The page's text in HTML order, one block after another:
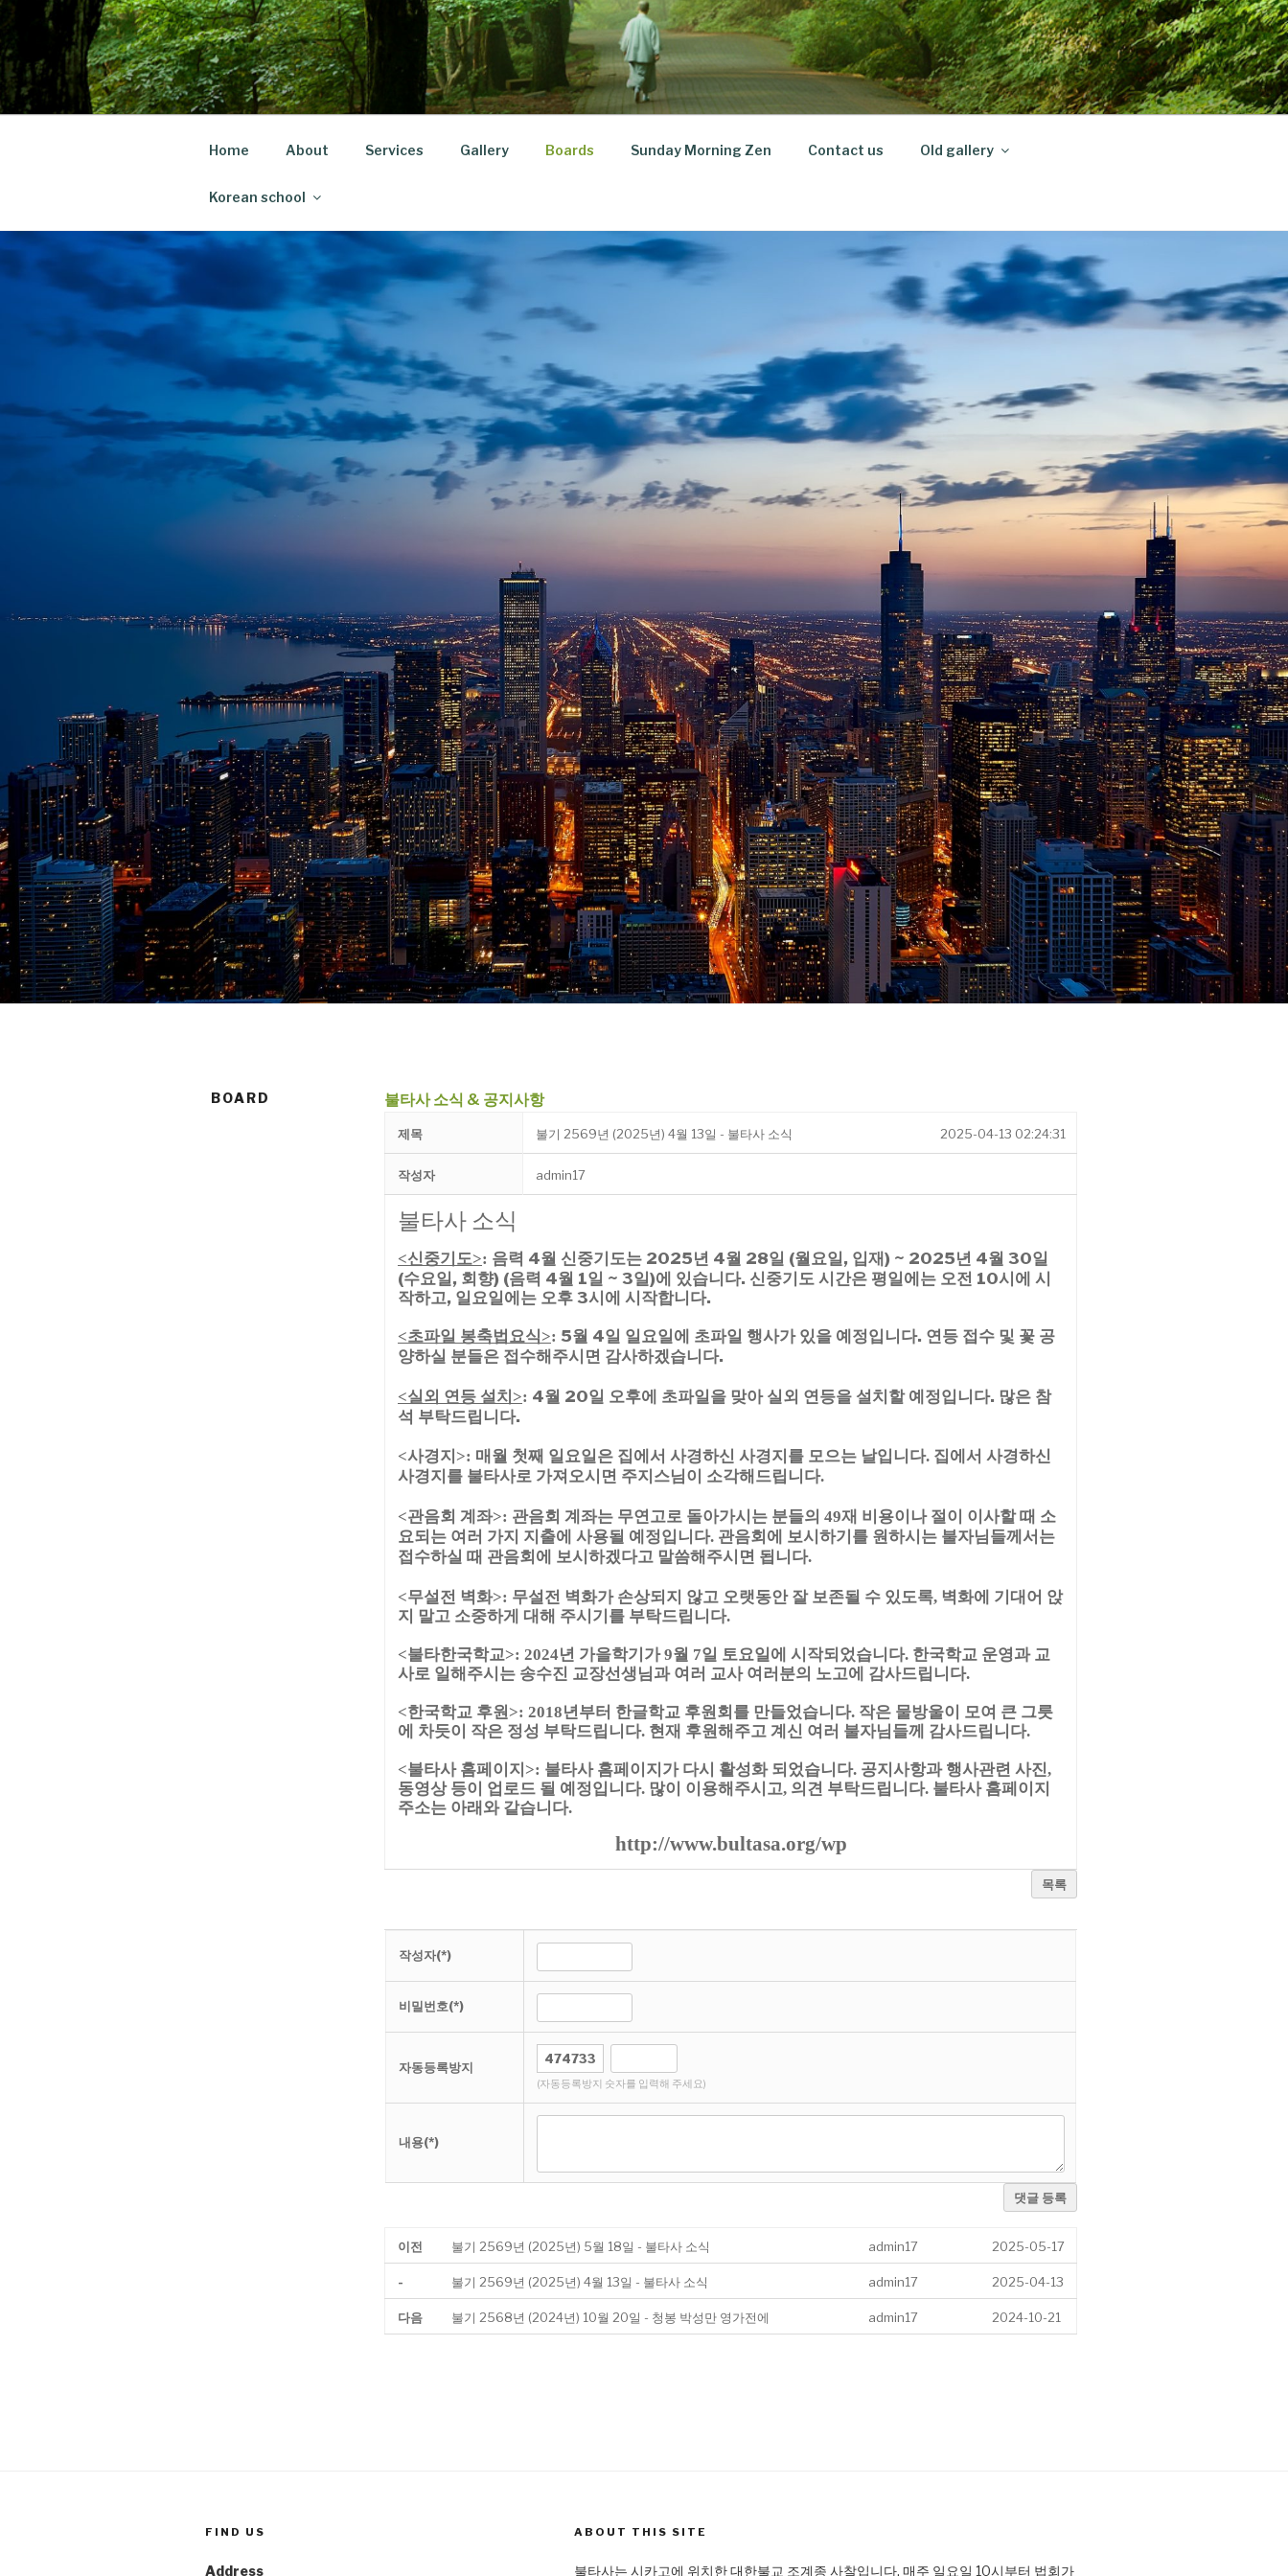
Skip
content
Home About Services Gallery Boards Sunday Morning Zen Contact us Old gallery
Korean school
BOARD 불타사 소식 & 공지사항
제목 불기 2569년 (2025년) 4월 13일 - 불타사 소식 2025-04-13 02:24:31
작성자 admin17
불타사 소식
<신중기도>: 음력 4월 신중기도는 2025년 4월 28일 (월요일, 입재) ~ 2025년 4월 30일
(수요일, 회향) (음력 4월 1일 ~ 3일)에 있습니다. 신중기도 시간은 평일에는 오전 10시에 시
작하고, 일요일에는 오후 3시에 시작합니다.
<초파일 봉축법요식>: 5월 4일 일요일에 초파일 행사가 있을 예정입니다. 연등 접수 및 꽃 공
양하실 분들은 접수해주시면 감사하겠습니다.
<실외 연등 설치>: 4월 20일 오후에 초파일을 맞아 실외 연등을 설치할 예정입니다. 많은 참
석 부탁드립니다.
<사경지>: 매월 첫째 일요일은 집에서 사경하신 사경지를 모으는 날입니다. 집에서 사경하신
사경지를 불타사로 가져오시면 주지스님이 소각해드립니다.
<관음회 계좌>: 관음회 계좌는 무연고로 돌아가시는 분들의 49재 비용이나 절이 이사할 때 소
요되는 여러 가지 지출에 사용될 예정입니다. 관음회에 보시하기를 원하시는 불자님들께서는
접수하실 때 관음회에 보시하겠다고 말씀해주시면 됩니다.
<무설전 벽화>: 무설전 벽화가 손상되지 않고 오랫동안 잘 보존될 수 있도록, 벽화에 기대어 앉
지 말고 소중하게 대해 주시기를 부탁드립니다.
<불타한국학교>: 2024년 가을학기가 9월 7일 토요일에 시작되었습니다. 한국학교 운영과 교
사로 일해주시는 송수진 교장선생님과 여러 교사 여러분의 노고에 감사드립니다.
<한국학교 후원>: 2018년부터 한글학교 후원회를 만들었습니다. 작은 물방울이 모여 큰 그릇
에 차듯이 작은 정성 부탁드립니다. 현재 후원해주고 계신 여러 불자님들께 감사드립니다.
<불타사 홈페이지>: 불타사 홈페이지가 다시 활성화 되었습니다. 공지사항과 행사관련 사진,
동영상 등이 업로드 될 예정입니다. 많이 이용해주시고, 의견 부탁드립니다. 불타사 홈페이지
주소는 아래와 같습니다.
http://www.bultasa.org/wp
목록
작성자(*)
비밀번호(*)
자동등록방지
(자동등록방지 숫자를 입력해 주세요)
내용(*)
댓글 등록
이전 불기 2569년 (2025년) 5월 18일 - 불타사 소식 admin17 2025-05-17
- 불기 2569년 (2025년) 4월 13일 - 불타사 소식 admin17 2025-04-13
다음 불기 2568년 (2024년) 10월 20일 - 청봉 박성만 영가전에 admin17 2024-10-21
FIND US
Address
ABOUT THIS SITE
불타사는 시카고에 위치한 대한불교 조계종 사찰입니다. 매주 일요일 10시부터 법회가